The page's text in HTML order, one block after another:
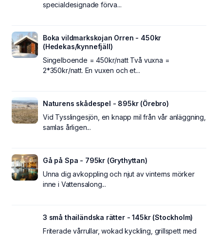
specialdesignade förva...
Boka vildmarkskojan Orren - 450kr
(Hedekas/kynnefjäll)
Singelboende = 450kr/natt Två vuxna =
2*350kr/natt. En vuxen och et...
Naturens skådespel - 895kr (Örebro)
Vid Tysslingesjön, en knapp mil från vår anläggning,
samlas årligen...
Gå på Spa - 795kr (Grythyttan)
Unna dig avkoppling och njut av vinterns mörker
inne i Vattensalong...
3 små thailändska rätter - 145kr (Stockholm)
Friterade vårrullar, wokad kyckling, grillspett med